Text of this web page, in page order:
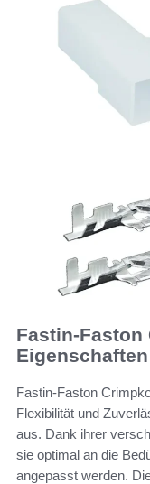
Fastin-Faston
Fastin-Faston
Flexibilität und
aus. Dank ihrer
sie optimal an die
angepasst werden.